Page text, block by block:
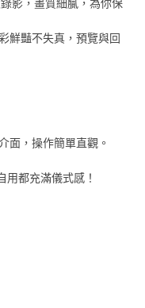
鮮豔不失真，預覽與回
面，操作簡單直觀。
都充滿儀式感！